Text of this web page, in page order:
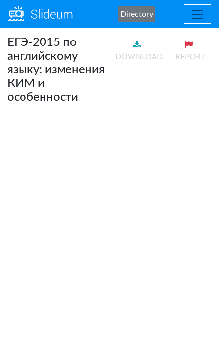
Directory
ЕГЭ-2015 по
английскому
языку: изменения
КИМ и
особенности
DOWNLOAD REPORT